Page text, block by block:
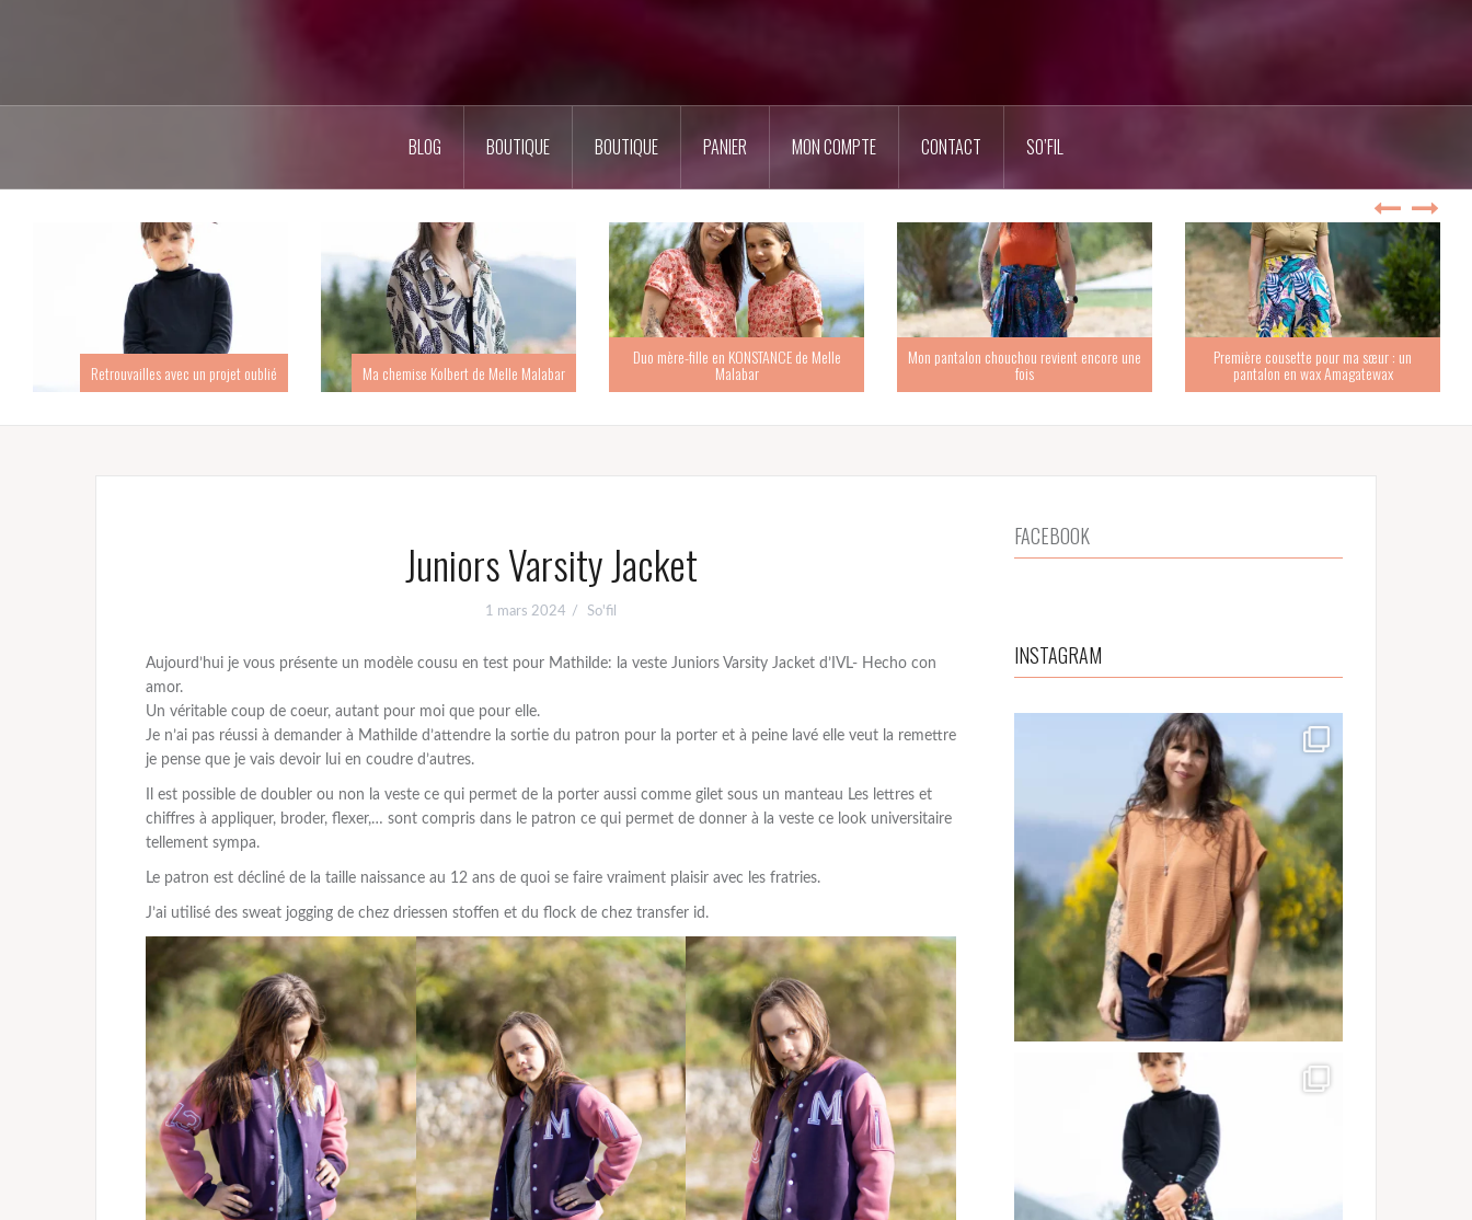
BLOG BOUTIQUE BOUTIQUE PANIER MON COMPTE CONTACT SO’FIL
Retrouvailles avec un projet oublié Ma chemise Kolbert de Melle Malabar
Duo mère-fille en KONSTANCE de Melle
Malabar
Mon pantalon chouchou revient encore une
fois
Première cousette pour ma sœur : un
pantalon en wax Amagatewax
Juniors Varsity Jacket
1 mars 2024 So'fil
Aujourd’hui je vous présente un modèle cousu en test pour Mathilde: la veste Juniors Varsity Jacket d’IVL- Hecho con
amor.
Un véritable coup de coeur, autant pour moi que pour elle.
Je n’ai pas réussi à demander à Mathilde d’attendre la sortie du patron pour la porter et à peine lavé elle veut la remettre
je pense que je vais devoir lui en coudre d’autres.
Il est possible de doubler ou non la veste ce qui permet de la porter aussi comme gilet sous un manteau Les lettres et
chiffres à appliquer, broder, flexer,… sont compris dans le patron ce qui permet de donner à la veste ce look universitaire
tellement sympa.
Le patron est décliné de la taille naissance au 12 ans de quoi se faire vraiment plaisir avec les fratries.
J’ai utilisé des sweat jogging de chez driessen stoffen et du flock de chez transfer id.
FACEBOOK
INSTAGRAM